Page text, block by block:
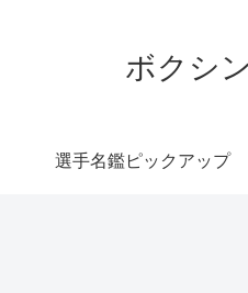
ボクシ
選手名鑑ピックアップ